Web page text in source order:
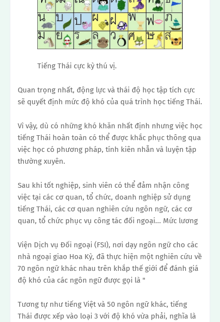
Tiếng Thái cực kỳ thú vị.
Quan trọng nhất, động lực và thái độ học tập tích cực
sẽ quyết định mức độ khó của quá trình học tiếng Thái.
Vì vậy, dù có những khó khăn nhất định nhưng việc học
tiếng Thái hoàn toàn có thể được khắc phục thông qua
việc học có phương pháp, tính kiên nhẫn và luyện tập
thường xuyên.
Sau khi tốt nghiệp, sinh viên có thể đảm nhận công
việc tại các cơ quan, tổ chức, doanh nghiệp sử dụng
tiếng Thái, các cơ quan nghiên cứu ngôn ngữ, các cơ
quan, tổ chức phục vụ công tác đối ngoại... Mức lương
Viện Dịch vụ Đối ngoại (FSI), nơi dạy ngôn ngữ cho các
nhà ngoại giao Hoa Kỳ, đã thực hiện một nghiên cứu về
70 ngôn ngữ khác nhau trên khắp thế giới để đánh giá
độ khó của các ngôn ngữ được gọi là "
Tương tự như tiếng Việt và 50 ngôn ngữ khác, tiếng
Thái được xếp vào loại 3 với độ khó vừa phải, nghĩa là